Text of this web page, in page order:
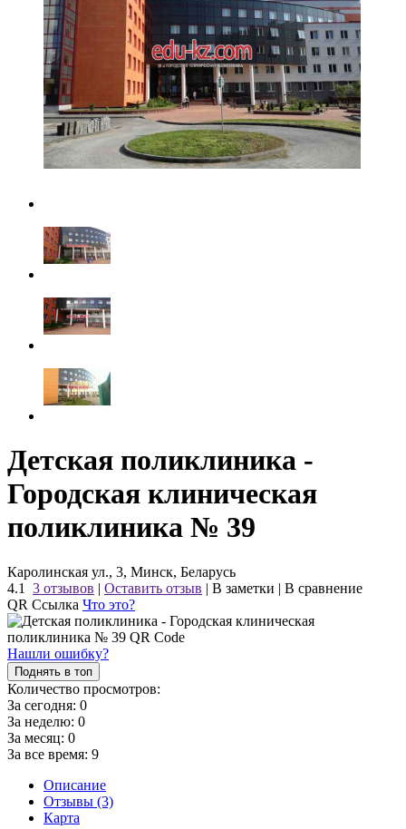
Детская поликлиника -
Городская клиническая
поликлиника № 39
Каролинская ул., 3, Минск, Беларусь
4.1
3 отзывов | Оставить отзыв | В заметки | В сравнение
QR Ссылка Что это?
Нашли ошибку?
Поднять в топ
Количество просмотров:
За сегодня: 0
За неделю: 0
За месяц: 0
За все время: 9
Описание
Отзывы (3)
Карта